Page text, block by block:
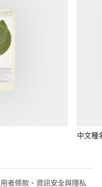
中文種
者條款、資訊安全與隱私